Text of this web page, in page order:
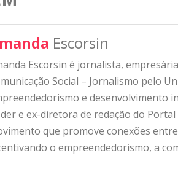
Escorsin
Escorsin é jornalista,
Social – Jornalismo pelo
e desenvolvimento
e ex-diretora de redação do
que promove conexões
o empreendedorismo, a